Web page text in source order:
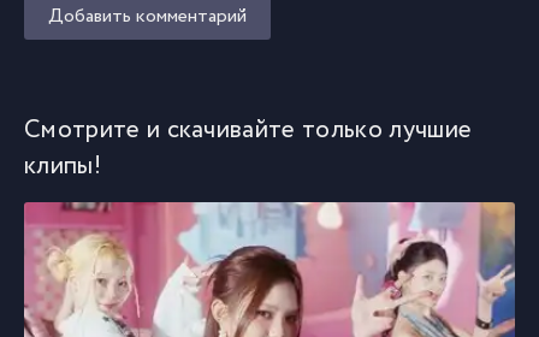
Добавить комментарий
Смотрите и скачивайте только лучшие
клипы!